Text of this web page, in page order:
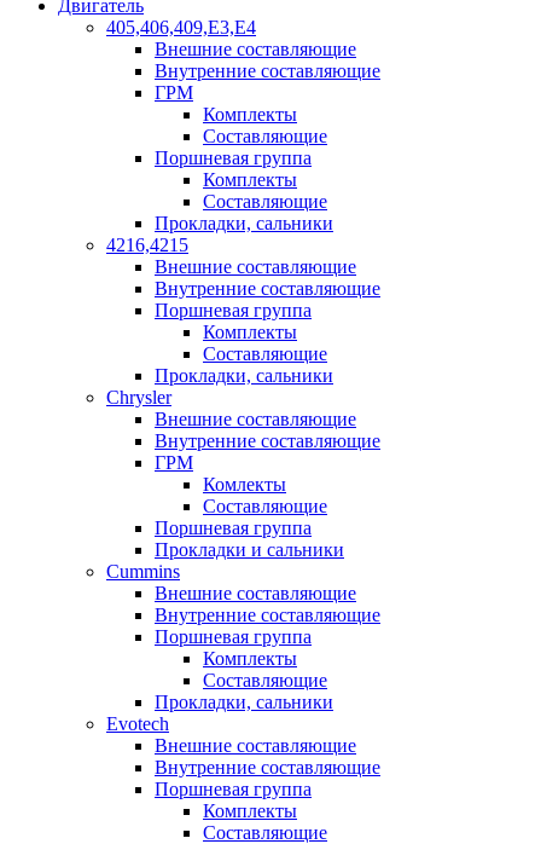
Двигатель
405,406,409,Е3,Е4
Внешние составляющие
Внутренние составляющие
ГРМ
Комплекты
Составляющие
Поршневая группа
Комплекты
Составляющие
Прокладки, сальники
4216,4215
Внешние составляющие
Внутренние составляющие
Поршневая группа
Комплекты
Составляющие
Прокладки, сальники
Chrysler
Внешние составляющие
Внутренние составляющие
ГРМ
Комлекты
Составляющие
Поршневая группа
Прокладки и сальники
Cummins
Внешние составляющие
Внутренние составляющие
Поршневая группа
Комплекты
Составляющие
Прокладки, сальники
Evotech
Внешние составляющие
Внутренние составляющие
Поршневая группа
Комплекты
Составляющие